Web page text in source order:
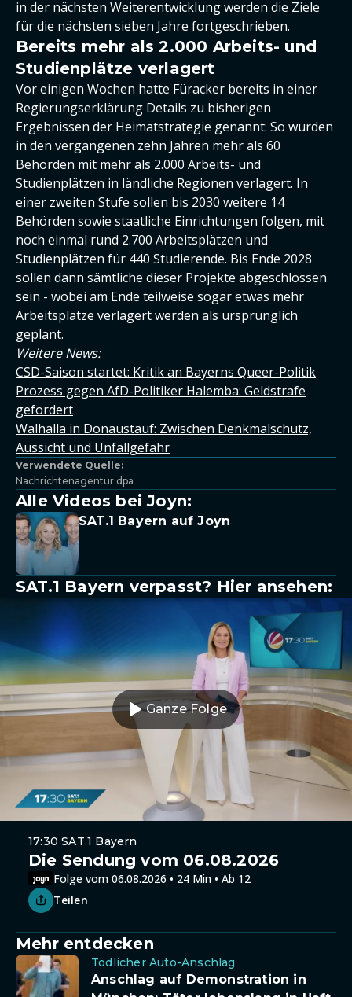
in der nächsten Weiterentwicklung werden die Ziele
für die nächsten sieben Jahre fortgeschrieben.
Bereits mehr als 2.000 Arbeits- und
Studienplätze verlagert
Vor einigen Wochen hatte Füracker bereits in einer
Regierungserklärung Details zu bisherigen
Ergebnissen der Heimatstrategie genannt: So wurden
in den vergangenen zehn Jahren mehr als 60
Behörden mit mehr als 2.000 Arbeits- und
Studienplätzen in ländliche Regionen verlagert. In
einer zweiten Stufe sollen bis 2030 weitere 14
Behörden sowie staatliche Einrichtungen folgen, mit
noch einmal rund 2.700 Arbeitsplätzen und
Studienplätzen für 440 Studierende. Bis Ende 2028
sollen dann sämtliche dieser Projekte abgeschlossen
sein - wobei am Ende teilweise sogar etwas mehr
Arbeitsplätze verlagert werden als ursprünglich
geplant.
Weitere News:
CSD-Saison startet: Kritik an Bayerns Queer-Politik
Prozess gegen AfD-Politiker Halemba: Geldstrafe
gefordert
Walhalla in Donaustauf: Zwischen Denkmalschutz,
Aussicht und Unfallgefahr
Verwendete Quelle:
Nachrichtenagentur dpa
Alle Videos bei Joyn:
SAT.1 Bayern auf Joyn
SAT.1 Bayern verpasst? Hier ansehen:
Ganze Folge
17:30 SAT.1 Bayern
Die Sendung vom 06.08.2026
Folge vom 06.08.2026 • 24 Min • Ab 12
Teilen
Mehr entdecken
Tödlicher Auto-Anschlag
Anschlag auf Demonstration in